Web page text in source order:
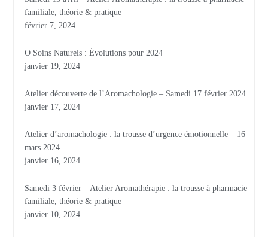
familiale, théorie & pratique
février 7, 2024
O Soins Naturels : Évolutions pour 2024
janvier 19, 2024
Atelier découverte de l’Aromachologie – Samedi 17 février 2024
janvier 17, 2024
Atelier d’aromachologie : la trousse d’urgence émotionnelle – 16
mars 2024
janvier 16, 2024
Samedi 3 février – Atelier Aromathérapie : la trousse à pharmacie
familiale, théorie & pratique
janvier 10, 2024